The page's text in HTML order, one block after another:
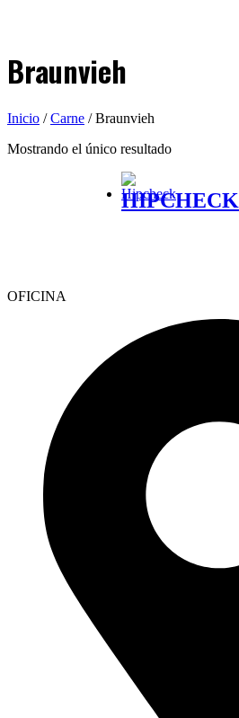
Braunvieh
Inicio /Carne / Braunvieh
Mostrando el único resultado
HIPCHECK
OFICINA